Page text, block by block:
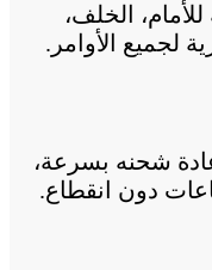
الخلف،
لجميع الأوامر.
شحنه بسرعة،
دون انقطاع.